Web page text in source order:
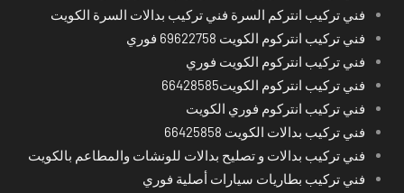
فني تركيب انتركم السرة فني تركيب بدالات السرة الكويت
فني تركيب انتركوم الكويت 69622758 فوري
فني تركيب انتركوم الكويت فوري
فني تركيب انتركوم الكويت66428585
فني تركيب انتركوم فوري الكويت
فني تركيب بدالات الكويت 66425858
فني تركيب بدالات و تصليح بدالات للونشات والمطاعم بالكويت
فني تركيب بطاريات سيارات أصلية فوري